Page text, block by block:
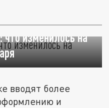
изменилось на
вводят более
и